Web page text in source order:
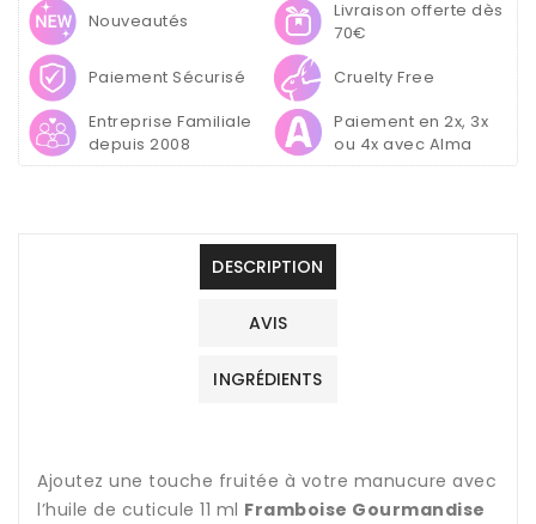
Framboise
Gourmandise
rouge
Framboise
Gourmandise
rouge
Nouveautés
Livraison offerte dès
70€
Paiement Sécurisé
Cruelty Free
Entreprise Familiale
depuis 2008
Paiement en 2x, 3x
ou 4x avec Alma
DESCRIPTION
AVIS
INGRÉDIENTS
Ajoutez une touche fruitée à votre manucure avec
l’huile de cuticule 11 ml Framboise Gourmandise